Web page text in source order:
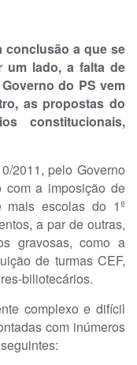
a
ç
ã
o
conclusão a que se
um lado, a falta de
do PS vem
as propostas do
constitucionais,
2011, pelo Governo
com a imposição de
mais escolas do 1º
a par de outras,
gravosas, como a
de turmas CEF,
biliotecários.
complexo e difícil
com inúmeros